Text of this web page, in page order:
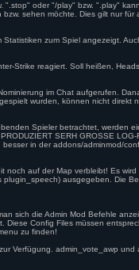
oder "/play" bzw. ".play"
sehen möchte. Dies gilt nur für
zum Spiel angezeigt.
Strike reagiert. Soll heißen,
im Chat aufgerufen.
wurden, können nicht direkt
Spieler betrachtet, werden
SERH GROSSE
in der addons/adminmod/
noch auf der Map verbleibt! Es
ausgegeben. Die
sich die Admin Mod Befehle
Diese Config Files müssen
zu finden!
Verfügung. admin_vote_awp und